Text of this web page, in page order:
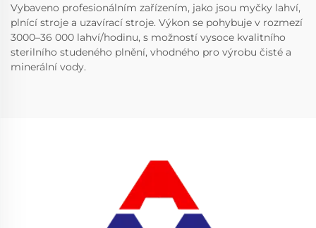
Vybaveno profesionálním zařízením, jako jsou myčky lahví,
plnící stroje a uzavírací stroje. Výkon se pohybuje v rozmezí
3000–36 000 lahví/hodinu, s možností vysoce kvalitního
sterilního studeného plnění, vhodného pro výrobu čisté a
minerální vody.